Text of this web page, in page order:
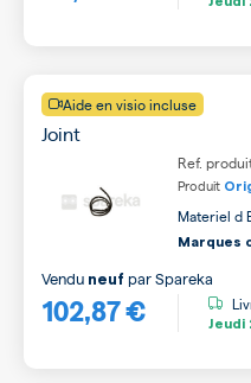
Aide en visio incluse
Joint
Ref.
Produit
Materiel d
Marques
102,87 €
Vendu neuf parSpareka
Jeudi